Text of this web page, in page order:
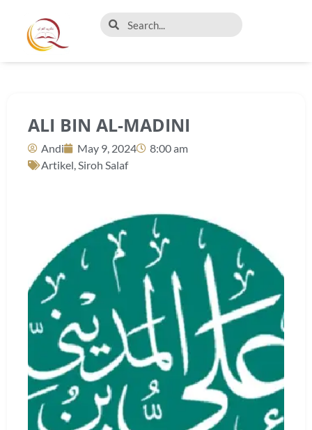
ALI BIN AL-MADINI
Andi May 9, 2024
8:00 am
Artikel,Siroh Salaf